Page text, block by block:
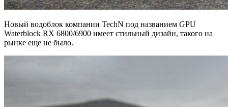
Новый водоблок компании TechN под названием GPU
Waterblock RX 6800/6900 имеет стильный дизайн, такого на
рынке еще не было.